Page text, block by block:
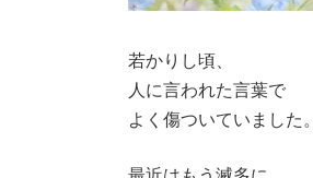
若かりし頃、
人に言われた言葉で
よく傷ついていました。